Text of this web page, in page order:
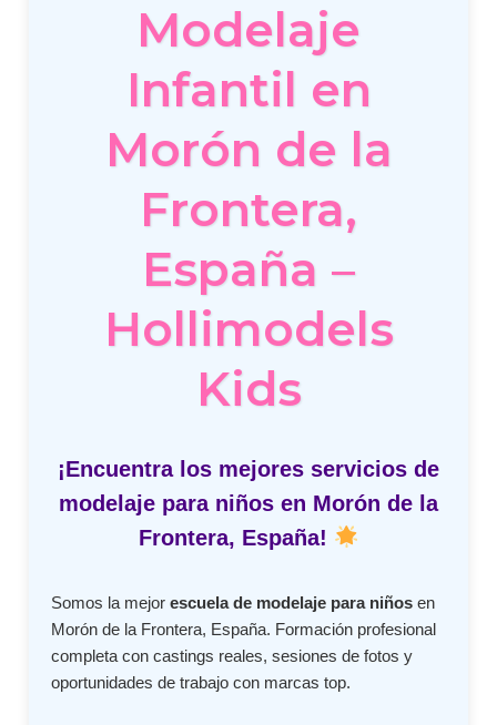
Modelaje
Infantil en
Morón de la
Frontera,
España –
Hollimodels
Kids
¡Encuentra los mejores servicios de
modelaje para niños en Morón de la
Frontera, España!
Somos la mejorescuela de modelaje para niños en
Morón de la Frontera, España. Formación profesional
completa con castings reales, sesiones de fotos y
oportunidades de trabajo con marcas top.